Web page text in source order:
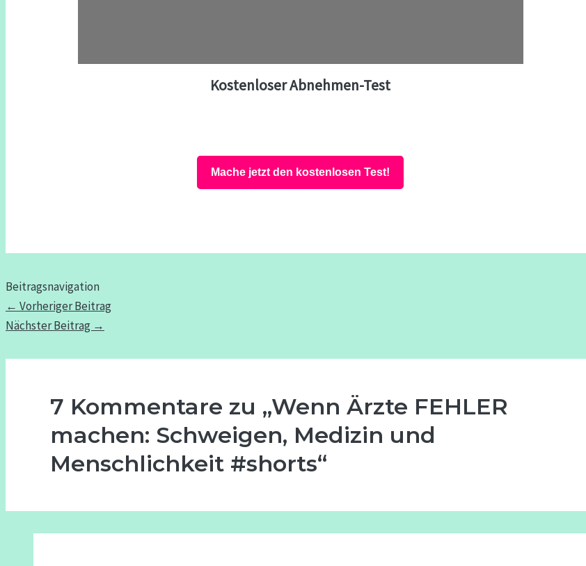
Kostenloser Abnehmen-Test
Mache jetzt den kostenlosen Test!
Beitragsnavigation
← Vorheriger Beitrag
Nächster Beitrag →
7 Kommentare zu „Wenn Ärzte FEHLER
machen: Schweigen, Medizin und
Menschlichkeit #shorts“